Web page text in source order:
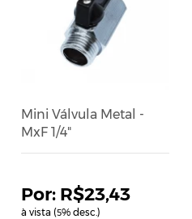
Mini Válvula Metal -
MxF 1/4"
R$23,43
à vista (5% desc.)